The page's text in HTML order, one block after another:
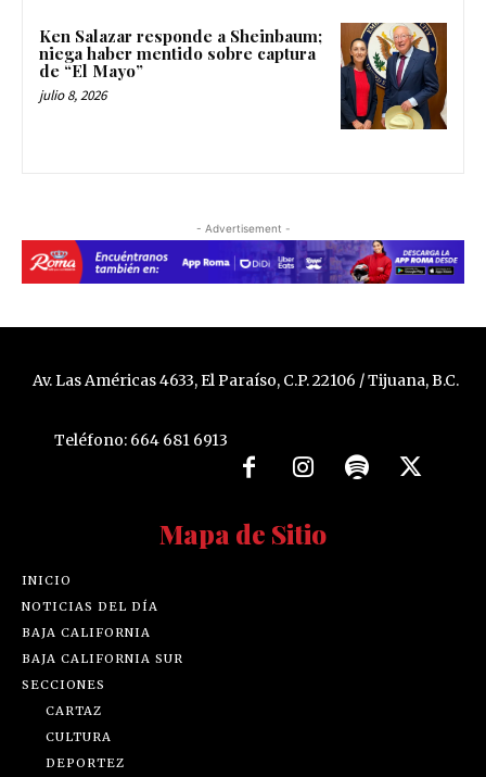
Ken Salazar responde a Sheinbaum;
niega haber mentido sobre captura
de “El Mayo”
julio 8, 2026
- Advertisement -
Av. Las Américas 4633, El Paraíso, C.P. 22106 / Tijuana, B.C.
Teléfono: 664 681 6913
Mapa de Sitio
INICIO
NOTICIAS DEL DÍA
BAJA CALIFORNIA
BAJA CALIFORNIA SUR
SECCIONES
CARTAZ
CULTURA
DEPORTEZ